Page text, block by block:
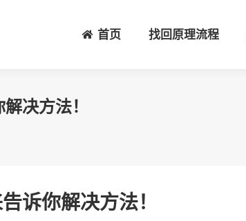
首页 找回原理流程
决方法！
诉你解决方法！